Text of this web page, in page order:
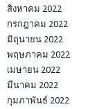
สิงหาคม 2022
กรกฎาคม 2022
มิถุนายน 2022
พฤษภาคม 2022
เมษายน 2022
มีนาคม 2022
กุมภาพันธ์ 2022